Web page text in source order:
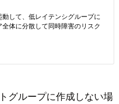
グループに作成しない場